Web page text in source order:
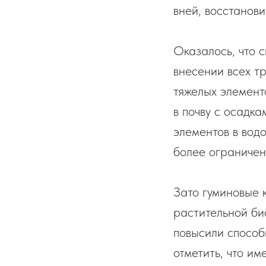
вней,
Оказалось, что
внесении всех
тяжелых
в почву с
элементов в
более
Зато гуминовые
растительной
повысили
отметить, что